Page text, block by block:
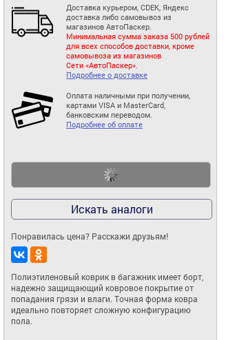
Доставка курьером, CDEK, Яндекс
доставка либо самовывоз из
магазинов АвтоПаскер.
Минимальная сумма заказа 500 рублей
для всех способов доставки, кроме
самовывоза из магазинов
Сети «АвтоПаскер».
Подробнее о доставке
Оплата наличными при получении,
картами VISA и MasterCard,
банковским переводом.
Подробнее об оплате
Искать аналоги
Понравилась цена? Расскажи друзьям!
Полиэтиленовый коврик в багажник имеет борт,
надежно защищающий ковровое покрытие от
попадания грязи и влаги. Точная форма ковра
идеально повторяет сложную конфигурацию
пола.